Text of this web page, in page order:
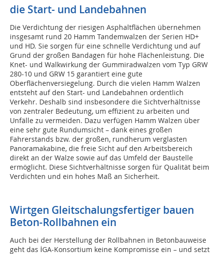
die Start- und Landebahnen
Die Verdichtung der riesigen Asphaltflächen übernehmen
insgesamt rund 20 Hamm Tandemwalzen der Serien HD+
und HD. Sie sorgen für eine schnelle Verdichtung und auf
Grund der großen Bandagen für hohe Flächenleistung. Die
Knet- und Walkwirkung der Gummiradwalzen vom Typ GRW
280-10 und GRW 15 garantiert eine gute
Oberflächenversiegelung. Durch die vielen Hamm Walzen
entsteht auf den Start- und Landebahnen ordentlich
Verkehr. Deshalb sind insbesondere die Sichtverhältnisse
von zentraler Bedeutung, um effizient zu arbeiten und
Unfälle zu vermeiden. Dazu verfügen Hamm Walzen über
eine sehr gute Rundumsicht – dank eines großen
Fahrerstands bzw. der großen, rundherum verglasten
Panoramakabine, die freie Sicht auf den Arbeitsbereich
direkt an der Walze sowie auf das Umfeld der Baustelle
ermöglicht. Diese Sichtverhältnisse sorgen für Qualität beim
Verdichten und ein hohes Maß an Sicherheit.
Wirtgen Gleitschalungsfertiger bauen
Beton-Rollbahnen ein
Auch bei der Herstellung der Rollbahnen in Betonbauweise
geht das İGA-Konsortium keine Kompromisse ein – und setzt